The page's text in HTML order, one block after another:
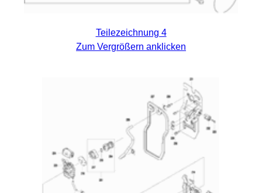
Teilezeichnung 4
Zum Vergrößern anklicken